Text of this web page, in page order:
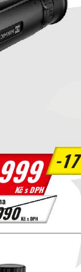
kapacitou
město, otevřená
funkce mobilní
i ve
/ studená bílá)
provozním
(nabití baterie
napájecí zdroj -